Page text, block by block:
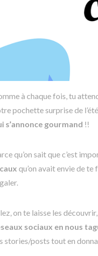
à chaque fois, tu
pochette surprise de
s’annonce gourmand !!
qu’on sait que c’est
qu’on avait envie de
on te laisse les
sociaux en nous
stories/posts tout en